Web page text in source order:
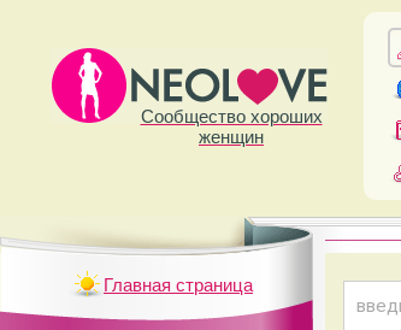
Сообщество хороших
женщин
Главная страница